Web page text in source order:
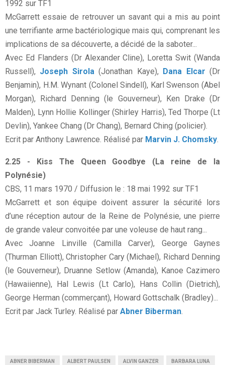
1992 sur TF1
McGarrett essaie de retrouver un savant qui a mis au point
une terrifiante arme bactériologique mais qui, comprenant les
implications de sa découverte, a décidé de la saboter...
Avec Ed Flanders (Dr Alexander Cline), Loretta Swit (Wanda
Russell), Joseph Sirola(Jonathan Kaye), Dana Elcar (Dr
Benjamin), H.M. Wynant (Colonel Sindell), Karl Swenson (Abel
Morgan), Richard Denning (le Gouverneur), Ken Drake (Dr
Malden), Lynn Hollie Kollinger (Shirley Harris), Ted Thorpe (Lt
Devlin), Yankee Chang (Dr Chang), Bernard Ching (policier).
Ecrit par Anthony Lawrence. Réalisé par Marvin J. Chomsky.
2.25 - Kiss The Queen Goodbye (La reine de la
Polynésie)
CBS, 11 mars 1970 / Diffusion le : 18 mai 1992 sur TF1
McGarrett et son équipe doivent assurer la sécurité lors
d’une réception autour de la Reine de Polynésie, une pierre
de grande valeur convoitée par une voleuse de haut rang...
Avec Joanne Linville (Camilla Carver), George Gaynes
(Thurman Elliott), Christopher Cary (Michael), Richard Denning
(le Gouverneur), Druanne Setlow (Amanda), Kanoe Cazimero
(Hawaiienne), Hal Lewis (Lt Carlo), Hans Collin (Dietrich),
George Herman (commerçant), Howard Gottschalk (Bradley)...
Ecrit par Jack Turley. Réalisé par Abner Biberman.
ABNER BIBERMAN ALBERT PAULSEN ALVIN GANZER BARBARA LUNA